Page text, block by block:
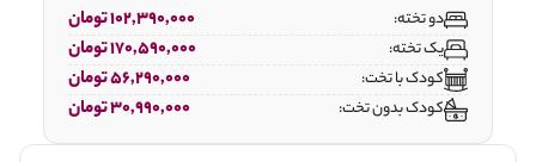
دو تخته: 102,390,000 تومان
یک تخته: 170,590,000 تومان
کودک با تخت: 56,290,000 تومان
کودک بدون تخت: 30,990,000 تومان